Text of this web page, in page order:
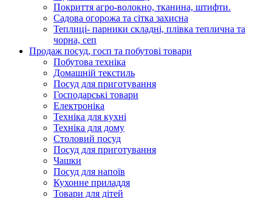
Покриття агро-волокно, тканина, штифти.
Садова огорожа та сітка захисна
Теплиці- парники складні, плівка теплична та
чорна, сеп
Продаж посуд, госп та побутові товари
Побутова техніка
Домашній текстиль
Посуд для приготування
Господарські товари
Електроніка
Техніка для кухні
Техніка для дому
Столовий посуд
Посуд для приготування
Чашки
Посуд для напоїв
Кухонне приладдя
Товари для дітей